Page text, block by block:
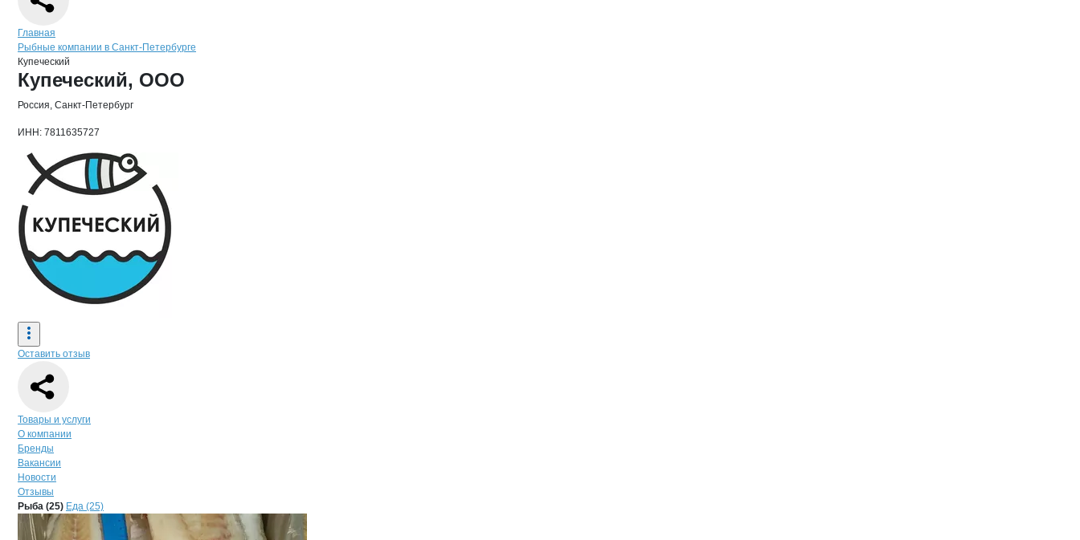
Навигация по сайту
Главная
Рыбные компании в Санкт-Петербурге
Купеческий
Основная информация о компании
Купеческий, ООО
Россия, Санкт-Петербург
ИНН: 7811635727
Оставить отзыв
Навигация по странице
Товары и услуги
О компании
Бренды
Вакансии
Новости
Отзывы
ПродукцияКупеческий, ООО
Навигация по продуктам
Рыба (25) Еда (25)